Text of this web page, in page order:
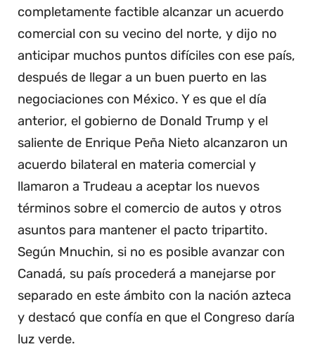
completamente factible alcanzar un acuerdo
comercial con su vecino del norte, y dijo no
anticipar muchos puntos difíciles con ese país,
después de llegar a un buen puerto en las
negociaciones con México. Y es que el día
anterior, el gobierno de Donald Trump y el
saliente de Enrique Peña Nieto alcanzaron un
acuerdo bilateral en materia comercial y
llamaron a Trudeau a aceptar los nuevos
términos sobre el comercio de autos y otros
asuntos para mantener el pacto tripartito.
Según Mnuchin, si no es posible avanzar con
Canadá, su país procederá a manejarse por
separado en este ámbito con la nación azteca
y destacó que confía en que el Congreso daría
luz verde.